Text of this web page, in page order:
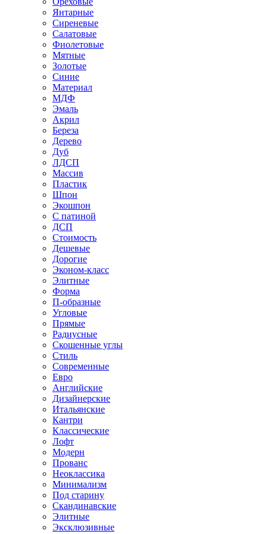
Янтарные
Сиреневые
Салатовые
Фиолетовые
Мятные
Золотые
Синие
Материал
МДФ
Эмаль
Акрил
Береза
Дерево
Дуб
ЛДСП
Массив
Пластик
Шпон
Экошпон
С патиной
ДСП
Стоимость
Дешевые
Дорогие
Эконом-класс
Элитные
Форма
П-образные
Угловые
Прямые
Радиусные
Скошенные углы
Стиль
Современные
Евро
Английские
Дизайнерские
Итальянские
Кантри
Классические
Лофт
Модерн
Прованс
Неоклассика
Минимализм
Под старину
Скандинавские
Элитные
Эксклюзивные